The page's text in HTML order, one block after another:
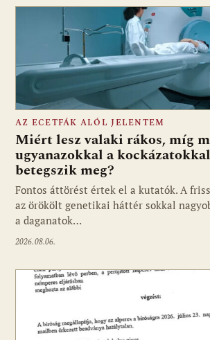
AZ ECETFÁK ALÓL JELENTEM
Miért lesz valaki rákos, míg
ugyanazokkal a
betegszik meg?
Fontos áttörést értek el a kutatók. A
az örökölt genetikai háttér sokkal
a daganatok…
2026.08.06.